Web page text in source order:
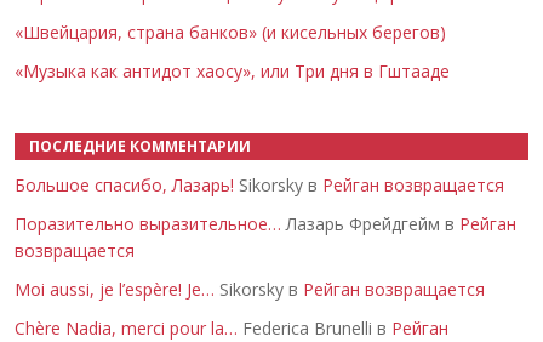
«Швейцария, страна банков» (и кисельных берегов)
«Музыка как антидот хаосу», или Три дня в Гштааде
ПОСЛЕДНИЕ КОММЕНТАРИИ
Большое спасибо, Лазарь! Sikorsky в Рейган возвращается
Поразительно выразительное… Лазарь Фрейдгейм в Рейган
возвращается
Moi aussi, je l’espère! Je… Sikorsky в Рейган возвращается
Chère Nadia, merci pour la… Federica Brunelli в Рейган